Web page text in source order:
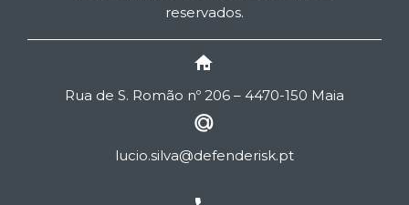
reservados.


Rua de S. Romão nº 206 – 4470-150 Maia


lucio.silva@defenderisk.pt